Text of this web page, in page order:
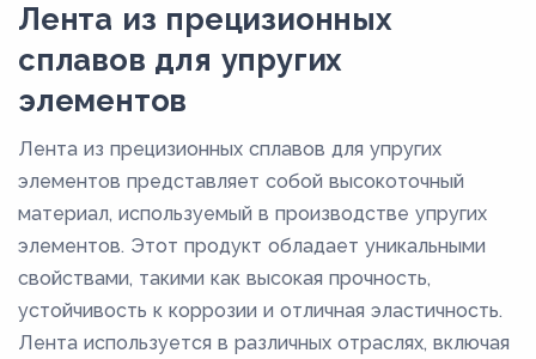
Лента из прецизионных
сплавов для упругих
элементов
Лента из прецизионных сплавов для упругих
элементов представляет собой высокоточный
материал, используемый в производстве упругих
элементов. Этот продукт обладает уникальными
свойствами, такими как высокая прочность,
устойчивость к коррозии и отличная эластичность.
Лента используется в различных отраслях, включая